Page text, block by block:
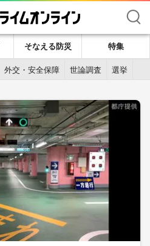
検索
そなえる防災 特集
外交・安全保障 世論調査
選挙